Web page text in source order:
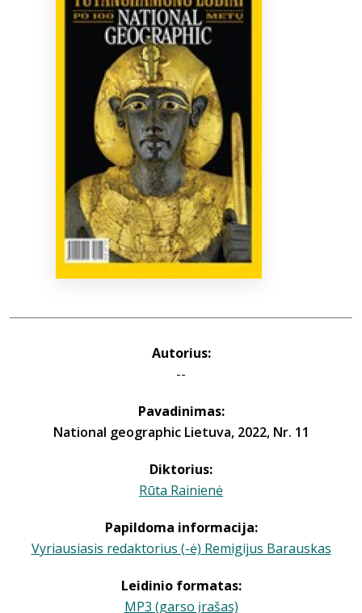
Bibliotekoms
Autorius:
--
Pavadinimas:
National geographic Lietuva, 2022, Nr. 11
Diktorius:
Rūta Rainienė
Papildoma informacija:
Vyriausiasis redaktorius (-ė) Remigijus Barauskas
Leidinio formatas:
MP3 (garso įrašas)